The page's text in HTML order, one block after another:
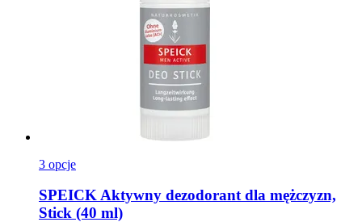
3 opcje
SPEICKAktywny dezodorant dla mężczyzn,
Stick (40 ml)